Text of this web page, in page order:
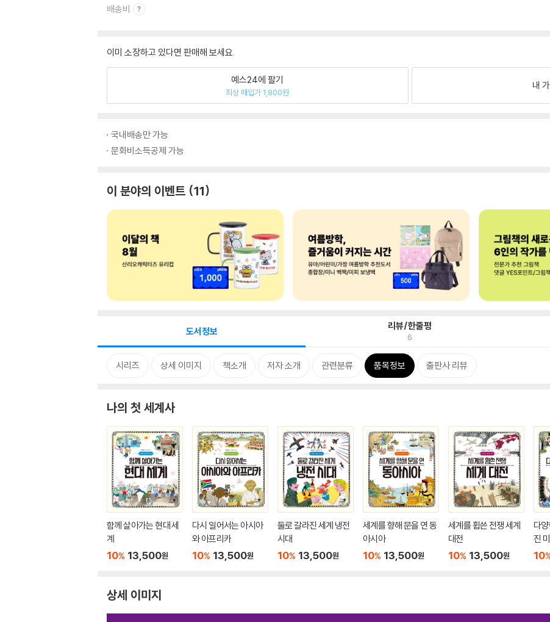
배송비
이미 소장하고 있다면 판매해 보세요.
예스24에 팔기
최상 매입가 1,800원
내
국내배송만 가능
문화비소득공제 가능
이 분야의 이벤트 11
도서정보 리뷰/한줄평
6
시리즈 상세 이미지 책소개 저자 소개 관련분류 품목정보 출판사 리뷰
나의 첫 세계사
함께 살아가는 현대 세
계
10% 13,500원
다시 일어서는 아시아
와 아프리카
10% 13,500원
둘로 갈라진 세계 냉전
시대
10% 13,500원
세계를 향해 문을 연 동
아시아
10% 13,500원
세계를 휩쓴 전쟁 세계
대전
10% 13,500원
다
진
10
상세 이미지